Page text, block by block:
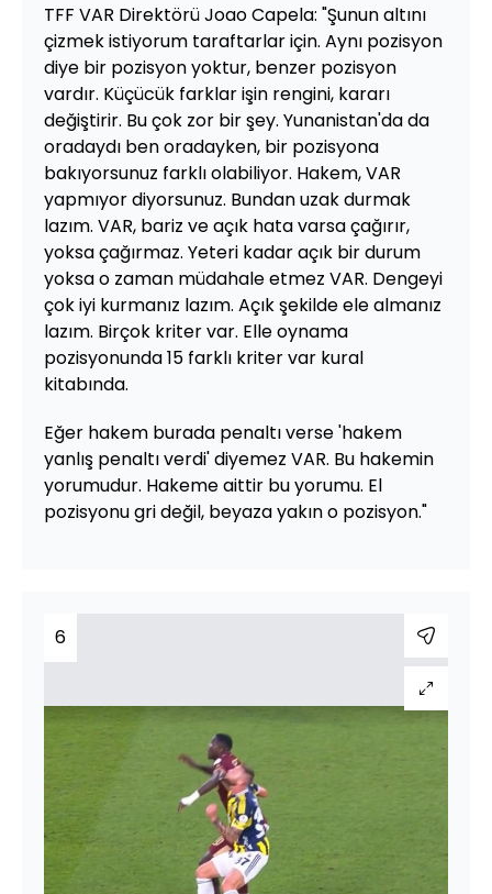
TFF VAR Direktörü Joao Capela: "Şunun altını
çizmek istiyorum taraftarlar için. Aynı pozisyon
diye bir pozisyon yoktur, benzer pozisyon
vardır. Küçücük farklar işin rengini, kararı
değiştirir. Bu çok zor bir şey. Yunanistan'da da
oradaydı ben oradayken, bir pozisyona
bakıyorsunuz farklı olabiliyor. Hakem, VAR
yapmıyor diyorsunuz. Bundan uzak durmak
lazım. VAR, bariz ve açık hata varsa çağırır,
yoksa çağırmaz. Yeteri kadar açık bir durum
yoksa o zaman müdahale etmez VAR. Dengeyi
çok iyi kurmanız lazım. Açık şekilde ele almanız
lazım. Birçok kriter var. Elle oynama
pozisyonunda 15 farklı kriter var kural
kitabında.
Eğer hakem burada penaltı verse 'hakem
yanlış penaltı verdi' diyemez VAR. Bu hakemin
yorumudur. Hakeme aittir bu yorumu. El
pozisyonu gri değil, beyaza yakın o pozisyon."
6